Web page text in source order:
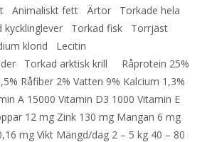
Animaliskt fett Ärtor Torkade hela
kycklinglever Torkad fisk Torrjäst
klorid Lecitin
Torkad arktisk krill Råprotein 25%
Råfiber 2% Vatten 9% Kalcium 1,3%
A 15000 Vitamin D3 1000 Vitamin E
12 mg Zink 130 mg Mangan 6 mg
mg Vikt Mängd/dag 2 – 5 kg 40 – 80